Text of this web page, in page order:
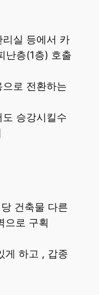
실 등에서 카
난층(1층) 호출
로 전환하는
승강시킬수
건축물 다른
으로 구획
게 하고 , 갑종